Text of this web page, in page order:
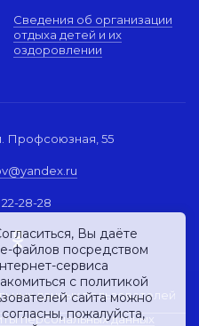
Сведения об организации
отдыха детей и их
оздоровлении
Профсоюзная, 55
28-28
данных пользователей
персональных данных
Вы даёте
файлов посредством
сервиса
с политикой
сайта можно
пожалуйста,